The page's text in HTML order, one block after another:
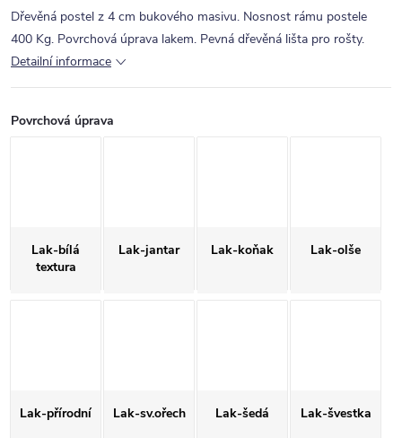
Dřevěná postel z 4 cm bukového masivu. Nosnost rámu postele
400 Kg. Povrchová úprava lakem. Pevná dřevěná lišta pro rošty.
Detailní informace
Povrchová úprava
Lak-bílá
textura
Lak-jantar Lak-koňak Lak-olše
Lak-přírodní Lak-sv.ořech Lak-šedá Lak-švestka